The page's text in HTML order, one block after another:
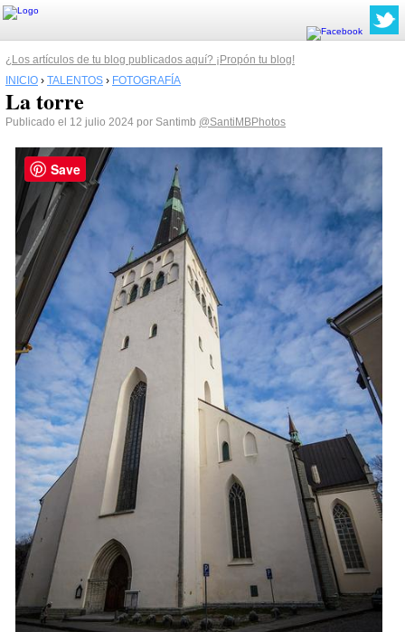
¿Los artículos de tu blog publicados aquí? ¡Propón tu blog!
INICIO › TALENTOS › FOTOGRAFÍA
La torre
Publicado el 12 julio 2024 por Santimb @SantiMBPhotos
Save